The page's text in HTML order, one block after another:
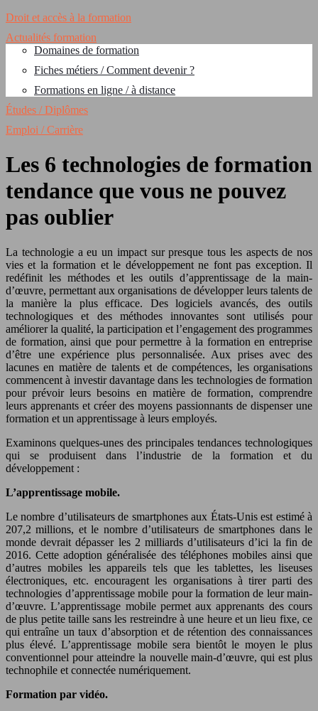
Droit et accès à la formation
Actualités formation
Domaines de formation
Fiches métiers / Comment devenir ?
Formations en ligne / à distance
Études / Diplômes
Emploi / Carrière
Les 6 technologies de formation
tendance que vous ne pouvez
pas oublier
La technologie a eu un impact sur presque tous les aspects de nos
vies et la formation et le développement ne font pas exception. Il
redéfinit les méthodes et les outils d’apprentissage de la main-
d’œuvre, permettant aux organisations de développer leurs talents de
la manière la plus efficace. Des logiciels avancés, des outils
technologiques et des méthodes innovantes sont utilisés pour
améliorer la qualité, la participation et l’engagement des programmes
de formation, ainsi que pour permettre à la formation en entreprise
d’être une expérience plus personnalisée. Aux prises avec des
lacunes en matière de talents et de compétences, les organisations
commencent à investir davantage dans les technologies de formation
pour prévoir leurs besoins en matière de formation, comprendre
leurs apprenants et créer des moyens passionnants de dispenser une
formation et un apprentissage à leurs employés.
Examinons quelques-unes des principales tendances technologiques
qui se produisent dans l’industrie de la formation et du
développement :
L’apprentissage mobile.
Le nombre d’utilisateurs de smartphones aux États-Unis est estimé à
207,2 millions, et le nombre d’utilisateurs de smartphones dans le
monde devrait dépasser les 2 milliards d’utilisateurs d’ici la fin de
2016. Cette adoption généralisée des téléphones mobiles ainsi que
d’autres mobiles les appareils tels que les tablettes, les liseuses
électroniques, etc. encouragent les organisations à tirer parti des
technologies d’apprentissage mobile pour la formation de leur main-
d’œuvre. L’apprentissage mobile permet aux apprenants des cours
de plus petite taille sans les restreindre à une heure et un lieu fixe, ce
qui entraîne un taux d’absorption et de rétention des connaissances
plus élevé. L’apprentissage mobile sera bientôt le moyen le plus
conventionnel pour atteindre la nouvelle main-d’œuvre, qui est plus
technophile et connectée numériquement.
Formation par vidéo.